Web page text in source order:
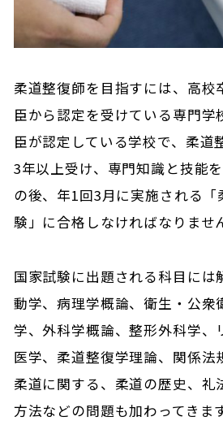
柔道整復師を目指すには、高校
臣から認定を受けている専門学
臣が認定している学校で、柔道
3年以上受け、専門知識と技能
の後、年1回3月に実施される
験」に合格しなければなりませ
国家試験に出題される科目には
動学、病理学概論、衛生・公衆
学、外科学概論、整形外科学、
医学、柔道整復学理論、関係法
柔道に関する、柔道の歴史、礼
方法などの問題も加わってきます